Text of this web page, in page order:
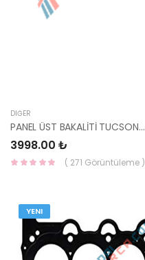
DIĞER
PANEL ÜST BAKALİTİ TUCSON 2015- 86342-D3000 86342-D7000-HMC
3998.00 ₺
( 271 Görüntüleme )
YENI